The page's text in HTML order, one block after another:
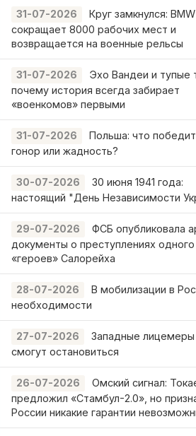
31-07-2026
Круг замкнулся: BMW
сокращает 8000 рабочих мест и
возвращается на военные рельсы
31-07-2026
Эхо Вандеи и тупые
почему история всегда забирает
«военкомов» первыми
31-07-2026
Польша: что
гонор или жадность?
30-07-2026
30 июня 1941 года:
настоящий "День Независимости
29-07-2026
ФСБ опубликовала
документы о преступлениях одного
«героев» Салорейха
28-07-2026
В мобилизации в
необходимости
27-07-2026
Западные лицемеры
смогут остановиться
26-07-2026
Омский сигнал:
предложил «Стамбул-2.0», но
России никакие гарантии